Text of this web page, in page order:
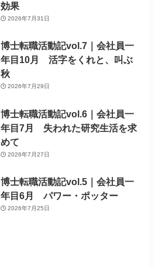
効果
2026年7月31日
博士転職活動記vol.7｜会社員一
年目10月 活字をくれと、叫ぶ
秋
2026年7月29日
博士転職活動記vol.6｜会社員一
年目7月 失われた研究生活を求
めて
2026年7月27日
博士転職活動記vol.5｜会社員一
年目6月 パワー・ポッター
2026年7月25日